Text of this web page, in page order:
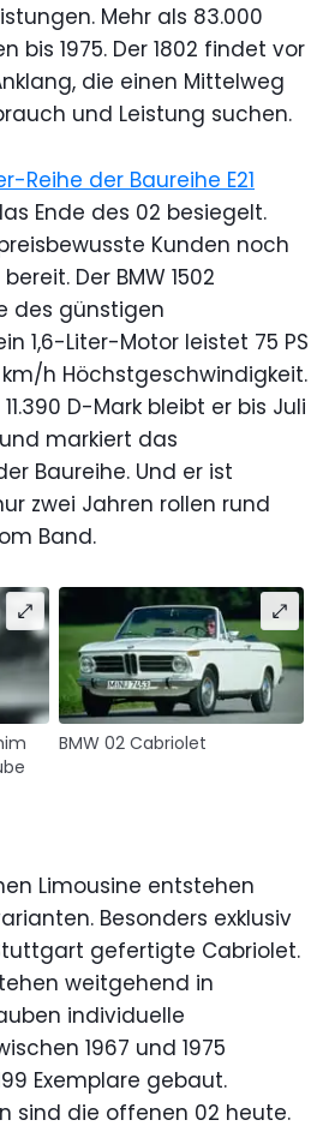
Mehr als 83.000
bis 1975. Der 1802 findet vor
die einen Mittelweg
und Leistung suchen.
Reihe der Baureihe E21
Ende des 02 besiegelt.
Kunden noch
Der BMW 1502
des günstigen
1,6-Liter-Motor leistet 75 PS
h Höchstgeschwindigkeit.
D-Mark bleibt er bis Juli
markiert das
Baureihe. Und er ist
zwei Jahren rollen rund
Band.
BMW 02 Cabriolet
Limousine entstehen
Besonders exklusiv
gefertigte Cabriolet.
weitgehend in
individuelle
1967 und 1975
Exemplare gebaut.
sind die offenen 02 heute.